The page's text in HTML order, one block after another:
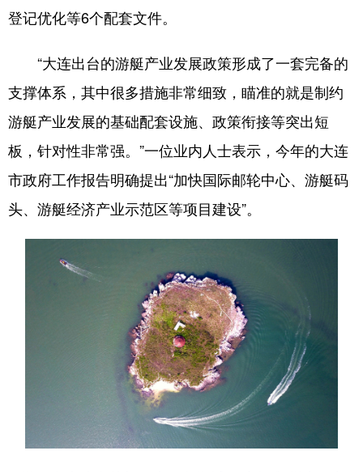
登记优化等6个配套文件。
“大连出台的游艇产业发展政策形成了一套完备的
支撑体系，其中很多措施非常细致，瞄准的就是制约
游艇产业发展的基础配套设施、政策衔接等突出短
板，针对性非常强。”一位业内人士表示，今年的大连
市政府工作报告明确提出“加快国际邮轮中心、游艇码
头、游艇经济产业示范区等项目建设”。